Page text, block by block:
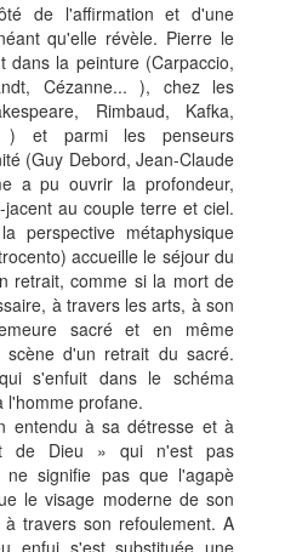
de l'affirmation et d'une
qu'elle révèle. Pierre le
dans la peinture (Carpaccio,
Cézanne... ), chez les
Rimbaud, Kafka,
) et parmi les penseurs
(Guy Debord, Jean-Claude
a pu ouvrir la profondeur,
au couple terre et ciel.
perspective métaphysique
accueille le séjour du
retrait, comme si la mort de
à travers les arts, à son
sacré et en même
d'un retrait du sacré.
s'enfuit dans le schéma
l'homme profane.
entendu à sa détresse et à
de Dieu » qui n'est pas
signifie pas que l'agapè
le visage moderne de son
travers son refoulement. A
enfui s'est substituée une